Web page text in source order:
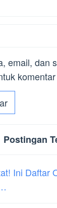
email, dan
Postingan
Ini Daftar